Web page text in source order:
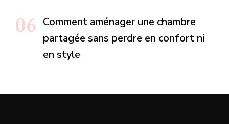
Comment aménager une chambre
partagée sans perdre en confort ni
en style